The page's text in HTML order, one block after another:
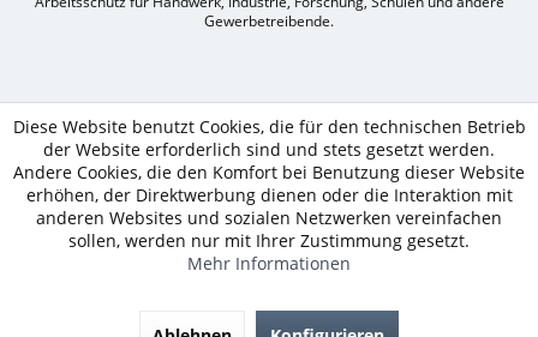
Gewerbetreibende.
Diese Website benutzt Cookies, die für den technischen Betrieb
der Website erforderlich sind und stets gesetzt werden.
Andere Cookies, die den Komfort bei Benutzung dieser Website
erhöhen, der Direktwerbung dienen oder die Interaktion mit
anderen Websites und sozialen Netzwerken vereinfachen
sollen, werden nur mit Ihrer Zustimmung gesetzt.
Mehr Informationen